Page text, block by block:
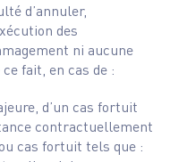
d’annuler,
des
ni aucune
fait, en cas de :
d’un cas fortuit
contractuellement
cas fortuit tels que :